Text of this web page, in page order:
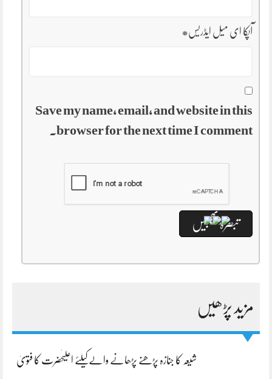
آپکا ای میل ایڈریس*
Save my name, email, and website in this
browser for the next time I comment.
مزید پڑھیں
شیعہ کا جنازہ پڑھنے پڑھانے والےکیلئے اعلیٰحضرت کا فتویٰ